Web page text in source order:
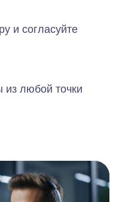
и согласуйте
из любой точки